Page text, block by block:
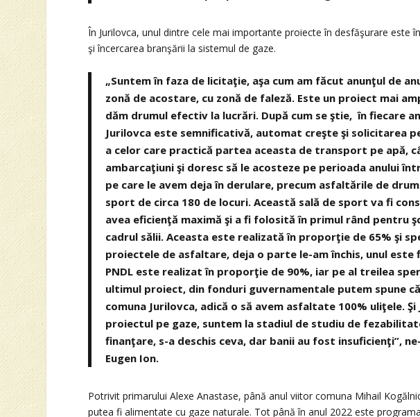
În Jurilovca, unul dintre cele mai importante proiecte în desfăşurare este
şi încercarea branşării la sistemul de gaze.
„Suntem în faza de licitaţie, aşa cum am făcut anunţul de
zonă de acostare, cu zonă de faleză. Este un proiect mai
dăm drumul efectiv la lucrări. După cum se ştie, în fiecare
Jurilovca este semnificativă, automat creşte şi solicitarea
a celor care practică partea aceasta de transport pe apă,
ambarcaţiuni şi doresc să le acosteze pe perioada anului
pe care le avem deja în derulare, precum asfaltările de
sport de circa 180 de locuri. Această sală de sport va fi
avea eficienţă maximă şi a fi folosită în primul rând pentru
cadrul sălii. Aceasta este realizată în proporţie de 65% şi
proiectele de asfaltare, deja o parte le-am închis, unul
PNDL este realizat în proporţie de 90%, iar pe al treilea
ultimul proiect, din fonduri guvernamentale putem spune
comuna Jurilovca, adică o să avem asfaltate 100% uliţele.
proiectul pe gaze, suntem la stadiul de studiu de
finanţare, s-a deschis ceva, dar banii au fost insuficienţi”,
Eugen Ion.
Potrivit primarului Alexe Anastase, până anul viitor comuna Mihail
putea fi alimentate cu gaze naturale. Tot până în anul 2022 este